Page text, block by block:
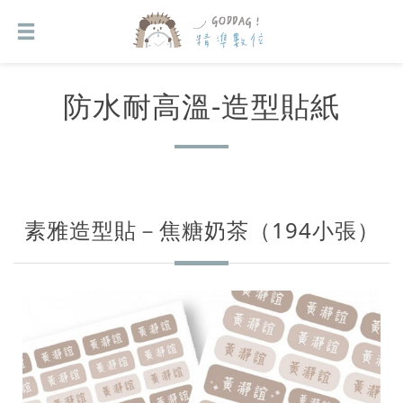
防水耐高溫-造型貼紙
素雅造型貼－焦糖奶茶（194小張）